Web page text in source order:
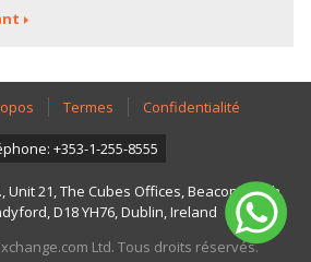
Termes Confidentialité
+353-1-255-8555
Unit 21, The Cubes Offices, Beacon South
D18 YH76, Dublin, Ireland
Ltd. Tous droits réservés.